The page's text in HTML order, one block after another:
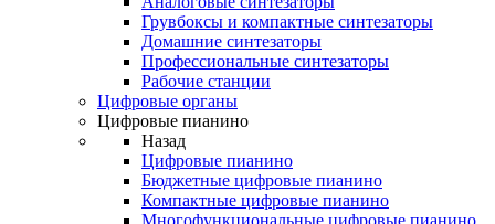
Грувбоксы и компактные синтезаторы
Домашние синтезаторы
Профессиональные синтезаторы
Рабочие станции
Цифровые органы
Цифровые пианино
Назад
Цифровые пианино
Бюджетные цифровые пианино
Компактные цифровые пианино
Многофункциональные цифровые пианино